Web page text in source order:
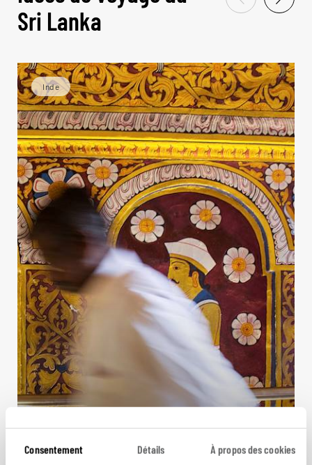
Consentement Détails À propos des cookies
Sri Lanka
Inde
Offrandes indo-cinghalaises